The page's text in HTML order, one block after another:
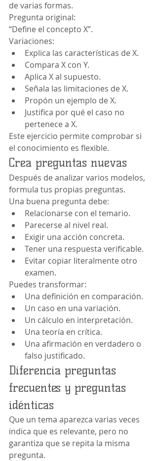
de varias formas.
Pregunta original:
“Define el concepto X”.
Variaciones:
Explica las características de X.
Compara X con Y.
Aplica X al supuesto.
Señala las limitaciones de X.
Propón un ejemplo de X.
Justifica por qué el caso no
pertenece a X.
Este ejercicio permite comprobar si
el conocimiento es flexible.
Crea preguntas nuevas
Después de analizar varios modelos,
formula tus propias preguntas.
Una buena pregunta debe:
Relacionarse con el temario.
Parecerse al nivel real.
Exigir una acción concreta.
Tener una respuesta verificable.
Evitar copiar literalmente otro
examen.
Puedes transformar:
Una definición en comparación.
Un caso en una variación.
Un cálculo en interpretación.
Una teoría en crítica.
Una afirmación en verdadero o
falso justificado.
Diferencia preguntas
frecuentes y preguntas
idénticas
Que un tema aparezca varias veces
indica que es relevante, pero no
garantiza que se repita la misma
pregunta.